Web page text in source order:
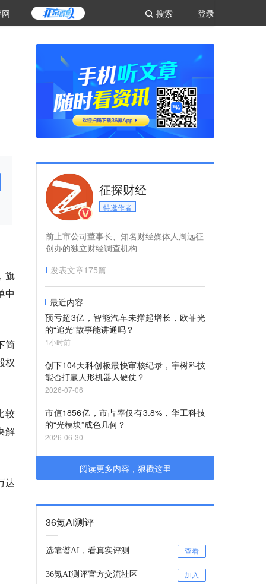
登录
搜索
旗
中
简
权
较
解
达
征探财经
特邀作者
前上市公司董事长、知名财经媒体人周远征
创办的独立财经调查机构
发表文章175篇
最近内容
预亏超3亿，智能汽车未撑起增长，欧菲光
的“追光”故事能讲通吗？
1小时前
创下104天科创板最快审核纪录，宇树科技
能否打赢人形机器人硬仗？
2026-07-06
市值1856亿，市占率仅有3.8%，华工科技
的“光模块”成色几何？
2026-06-30
阅读更多内容，狠戳这里
36氪AI测评
选靠谱AI，看真实评测 查看
36氪AI测评官方交流社区 加入